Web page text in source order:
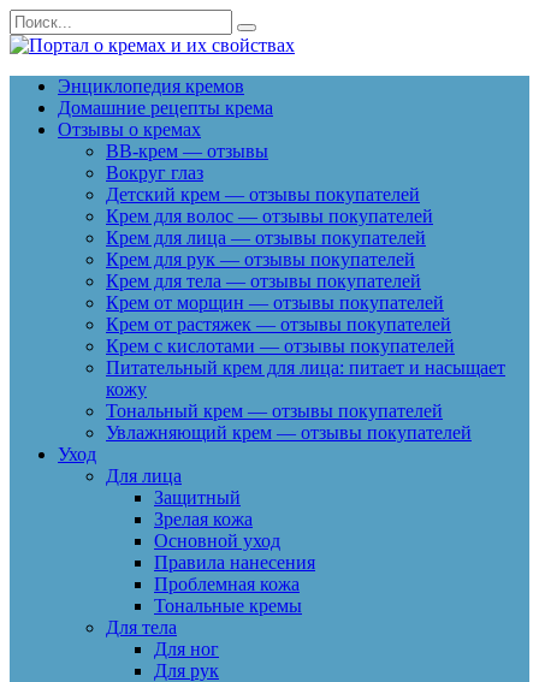
Перейти
к
содержанию
Search
for:
Энциклопедия кремов
Домашние рецепты крема
Отзывы о кремах
BB-крем — отзывы
Вокруг глаз
Детский крем — отзывы покупателей
Крем для волос — отзывы покупателей
Крем для лица — отзывы покупателей
Крем для рук — отзывы покупателей
Крем для тела — отзывы покупателей
Крем от морщин — отзывы покупателей
Крем от растяжек — отзывы покупателей
Крем с кислотами — отзывы покупателей
Питательный крем для лица: питает и насыщает
кожу
Тональный крем — отзывы покупателей
Увлажняющий крем — отзывы покупателей
Уход
Для лица
Защитный
Зрелая кожа
Основной уход
Правила нанесения
Проблемная кожа
Тональные кремы
Для тела
Для ног
Для рук